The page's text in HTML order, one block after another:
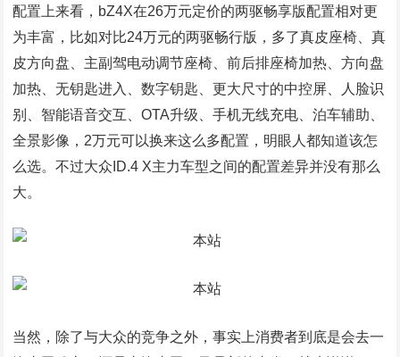
配置上来看，bZ4X在26万元定价的两驱畅享版配置相对更
为丰富，比如对比24万元的两驱畅行版，多了真皮座椅、真
皮方向盘、主副驾电动调节座椅、前后排座椅加热、方向盘
加热、无钥匙进入、数字钥匙、更大尺寸的中控屏、人脸识
别、智能语音交互、OTA升级、手机无线充电、泊车辅助、
全景影像，2万元可以换来这么多配置，明眼人都知道该怎
么选。不过大众ID.4 X主力车型之间的配置差异并没有那么
大。
当然，除了与大众的竞争之外，事实上消费者到底是会去一